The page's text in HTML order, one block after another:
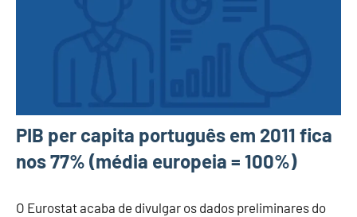
PIB per capita português em 2011 fica
nos 77% (média europeia = 100%)
O Eurostat acaba de divulgar os dados preliminares do